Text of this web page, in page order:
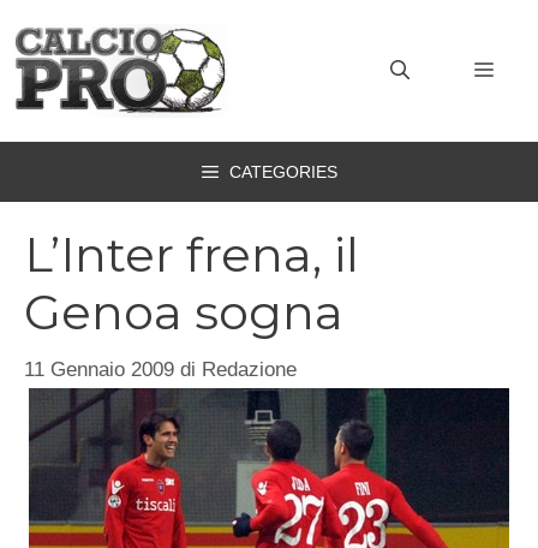
contenuto
CATEGORIES
L’Inter frena, il
Genoa sogna
11 Gennaio 2009 di Redazione